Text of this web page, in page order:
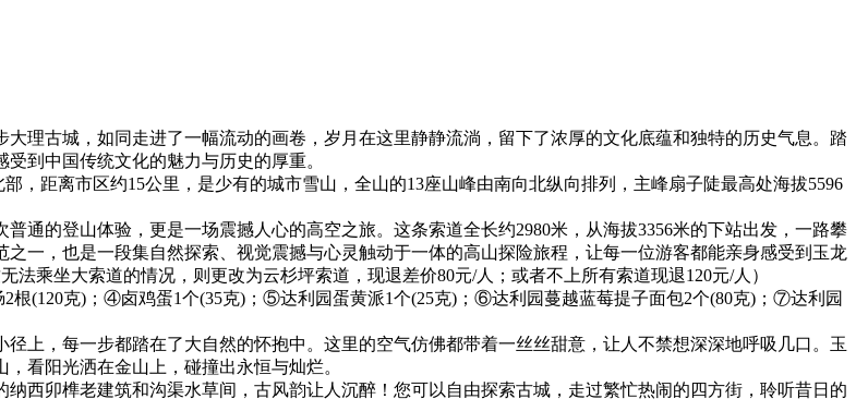
理古城，如同走进了一幅流动的画卷，岁月在这里静静流淌，留下了浓厚的文化底蕴和独特的历史气息。踏
到中国传统文化的魅力与历史的厚重。
，距离市区约15公里，是少有的城市雪山，全山的13座山峰由南向北纵向排列，主峰扇子陡最高处海拔5596
通的登山体验，更是一场震撼人心的高空之旅。这条索道全长约2980米，从海拔3356米的下站出发，一路攀
一，也是一段集自然探索、视觉震撼与心灵触动于一体的高山探险旅程，让每一位游客都能亲身感受到玉龙
乘坐大索道的情况，则更改为云杉坪索道，现退差价80元/人；或者不上所有索道现退120元/人）
(120克)；④卤鸡蛋1个(35克)；⑤达利园蛋黄派1个(25克)；⑥达利园蔓越蓝莓提子面包2个(80克)；⑦达利园
上，每一步都踏在了大自然的怀抱中。这里的空气仿佛都带着一丝丝甜意，让人不禁想深深地呼吸几口。玉
看阳光洒在金山上，碰撞出永恒与灿烂。
西卯榫老建筑和沟渠水草间，古风韵让人沉醉！您可以自由探索古城，走过繁忙热闹的四方街，聆听昔日的